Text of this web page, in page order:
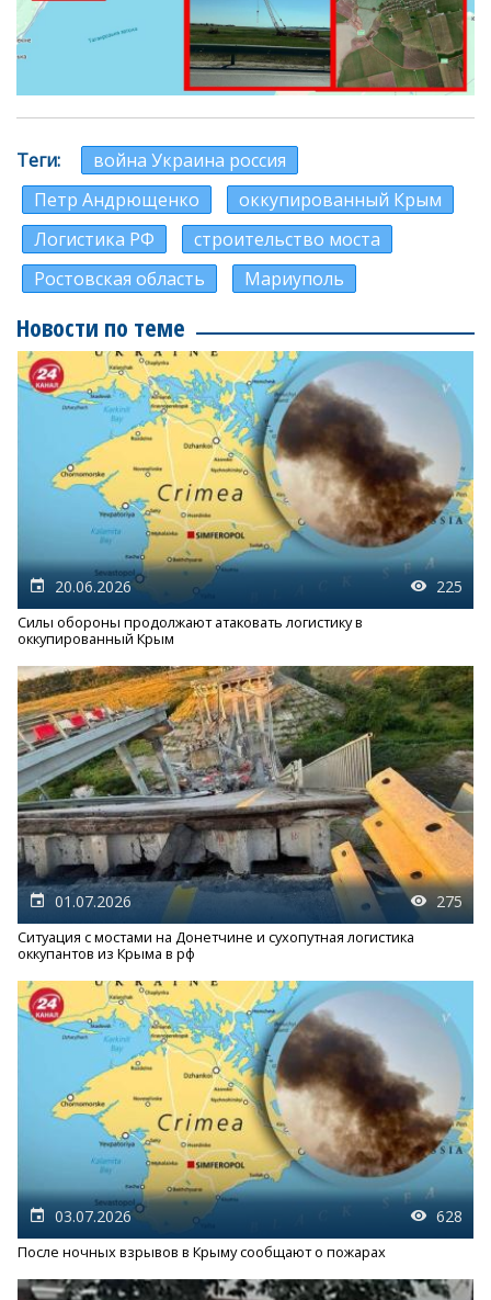
Теги
война Украина россия
Петр Андрющенко
оккупированный Крым
Логистика РФ
строительство моста
Ростовская область
Мариуполь
Новости по теме
20.06.2026 225
Силы обороны продолжают атаковать логистику в
оккупированный Крым
01.07.2026 275
Ситуация с мостами на Донетчине и сухопутная логистика
оккупантов из Крыма в рф
03.07.2026 628
После ночных взрывов в Крыму сообщают о пожарах